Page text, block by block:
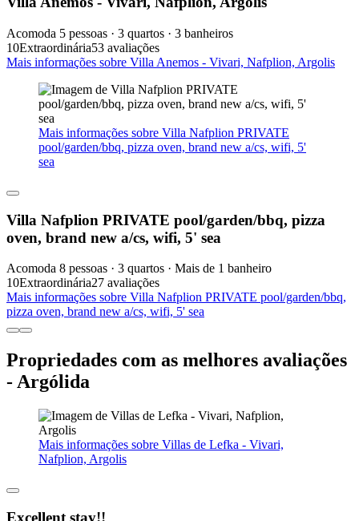
Acomoda 5 pessoas · 3 quartos · 3 banheiros
10Extraordinária53 avaliações
Mais informações sobre Villa Anemos - Vivari, Nafplion, Argolis
Mais informações sobre Villa Nafplion PRIVATE
pool/garden/bbq, pizza oven, brand new a/cs, wifi, 5'
sea
Villa Nafplion PRIVATE pool/garden/bbq, pizza
oven, brand new a/cs, wifi, 5' sea
Acomoda 8 pessoas · 3 quartos · Mais de 1 banheiro
10Extraordinária27 avaliações
Mais informações sobre Villa Nafplion PRIVATE pool/garden/bbq,
pizza oven, brand new a/cs, wifi, 5' sea
Propriedades com as melhores avaliações
- Argólida
Mais informações sobre Villas de Lefka - Vivari,
Nafplion, Argolis
Excellent stay!!